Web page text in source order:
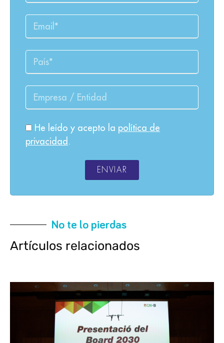
He leído y acepto la política de
privacidad .
ENVIAR
No te lo pierdas
Artículos relacionados